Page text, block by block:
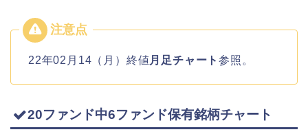
22年02月14（月）終値 月足チャート参照。
20ファンド中6ファンド保有銘柄チャート